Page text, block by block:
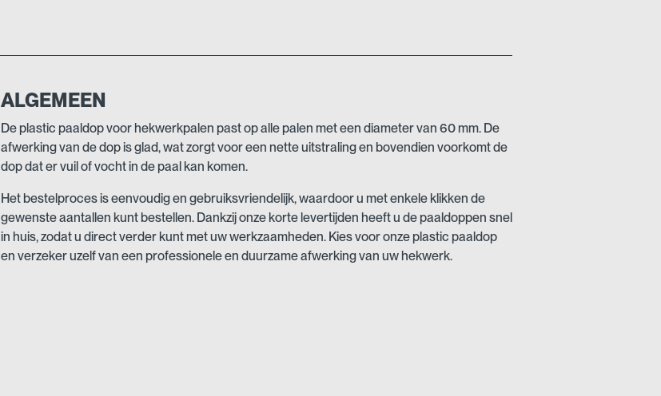
ALGEMEEN
De plastic paaldop voor hekwerkpalen past op alle palen met een diameter van 60 mm. De
afwerking van de dop is glad, wat zorgt voor een nette uitstraling en bovendien voorkomt de
dop dat er vuil of vocht in de paal kan komen.
Het bestelproces is eenvoudig en gebruiksvriendelijk, waardoor u met enkele klikken de
gewenste aantallen kunt bestellen. Dankzij onze korte levertijden heeft u de paaldoppen snel
in huis, zodat u direct verder kunt met uw werkzaamheden. Kies voor onze plastic paaldop
en verzeker uzelf van een professionele en duurzame afwerking van uw hekwerk.